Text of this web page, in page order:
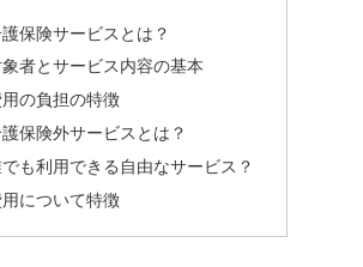
護保険サービスとは？
象者とサービス内容の基本
用の負担の特徴
護保険外サービスとは？
でも利用できる自由なサービス？
用について特徴